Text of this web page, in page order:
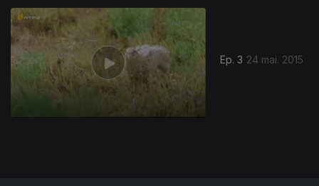
Ep. 3 24 mai. 2015
196068